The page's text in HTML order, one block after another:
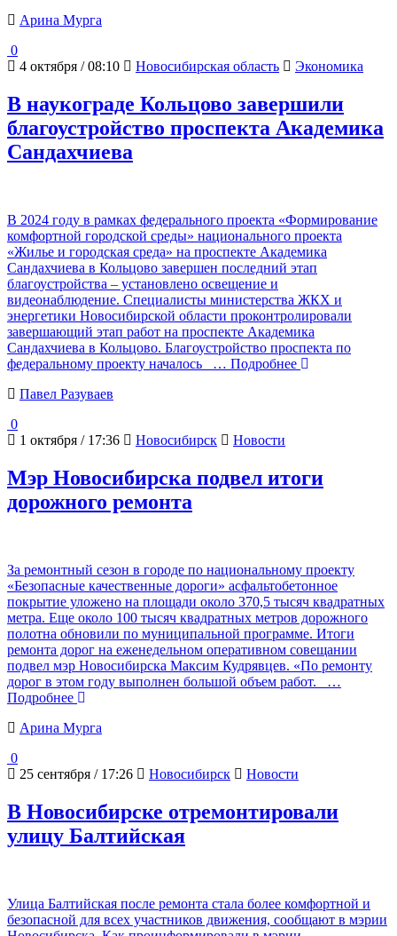
Арина Мурга
0
4 октября / 08:10
Новосибирская область Экономика
В наукограде Кольцово завершили
благоустройство проспекта Академика
Сандахчиева
В 2024 году в рамках федерального проекта «Формирование
комфортной городской среды» национального проекта
«Жилье и городская среда» на проспекте Академика
Сандахчиева в Кольцово завершен последний этап
благоустройства – установлено освещение и
видеонаблюдение. Специалисты министерства ЖКХ и
энергетики Новосибирской области проконтролировали
завершающий этап работ на проспекте Академика
Сандахчиева в Кольцово. Благоустройство проспекта по
федеральному проекту началось
… Подробнее
Павел Разуваев
0
1 октября / 17:36
Новосибирск Новости
Мэр Новосибирска подвел итоги
дорожного ремонта
За ремонтный сезон в городе по национальному проекту
«Безопасные качественные дороги» асфальтобетонное
покрытие уложено на площади около 370,5 тысяч квадратных
метра. Еще около 100 тысяч квадратных метров дорожного
полотна обновили по муниципальной программе. Итоги
ремонта дорог на еженедельном оперативном совещании
подвел мэр Новосибирска Максим Кудрявцев. «По ремонту
дорог в этом году выполнен большой объем работ.
…
Подробнее
Арина Мурга
0
25 сентября / 17:26
Новосибирск Новости
В Новосибирске отремонтировали
улицу Балтийская
Улица Балтийская после ремонта стала более комфортной и
безопасной для всех участников движения, сообщают в мэрии